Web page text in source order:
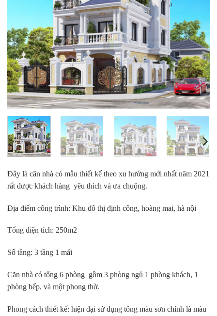
Đây là căn nhà có mẫu thiết kế theo xu hướng mới nhất năm 2021
rất được khách hàng yêu thích và ưa chuộng.
Địa điểm công trình: Khu đô thị định công, hoàng mai, hà nội
Tổng diện tích: 250m2
Số tầng: 3 tầng 1 mái
Căn nhà có tổng 6 phòng gồm 3 phòng ngủ 1 phòng khách, 1
phòng bếp, và một phong thờ.
Phong cách thiết kế: hiện đại sử dụng tông màu sơn chính là màu